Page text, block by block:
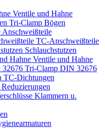
Ventile und Hahne
Tri-Clamp Bögen
Anschweißteile
TC-Anschweißteile
Schlauchstutzen
Ventile und Hahne
Tri-Clamp DIN 32676
TC-Dichtungen
Reduzierungen
Klammern u.